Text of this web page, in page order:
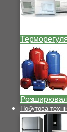
Побутова